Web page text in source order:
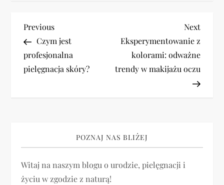
N
a
w
a
c
Previous
Post
Previous
Czym jest
profesjonalna
pielęgnacja skóry?
Next
Post
Next
Eksperymentowanie z
kolorami: odważne
trendy w makijażu oczu
POZNAJ NAS BLIŻEJ
Witaj na naszym blogu o urodzie, pielęgnacji i
życiu w zgodzie z naturą!